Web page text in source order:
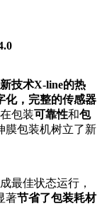
技术X-line的热
化，完整的传感器
包装可靠性和包
膜包装机树立了新
最佳状态运行，
著节省了包装耗材